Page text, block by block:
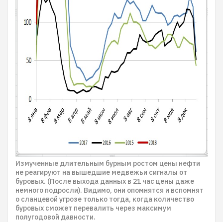
Измученные длительным бурным ростом цены нефти
не реагируют на вышедшие медвежьи сигналы от
буровых. (После выхода данных в 21 час цены даже
немного подросли). Видимо, они опомнятся и вспомнят
о сланцевой угрозе только тогда, когда количество
буровых сможет перевалить через максимум
полугодовой давности.